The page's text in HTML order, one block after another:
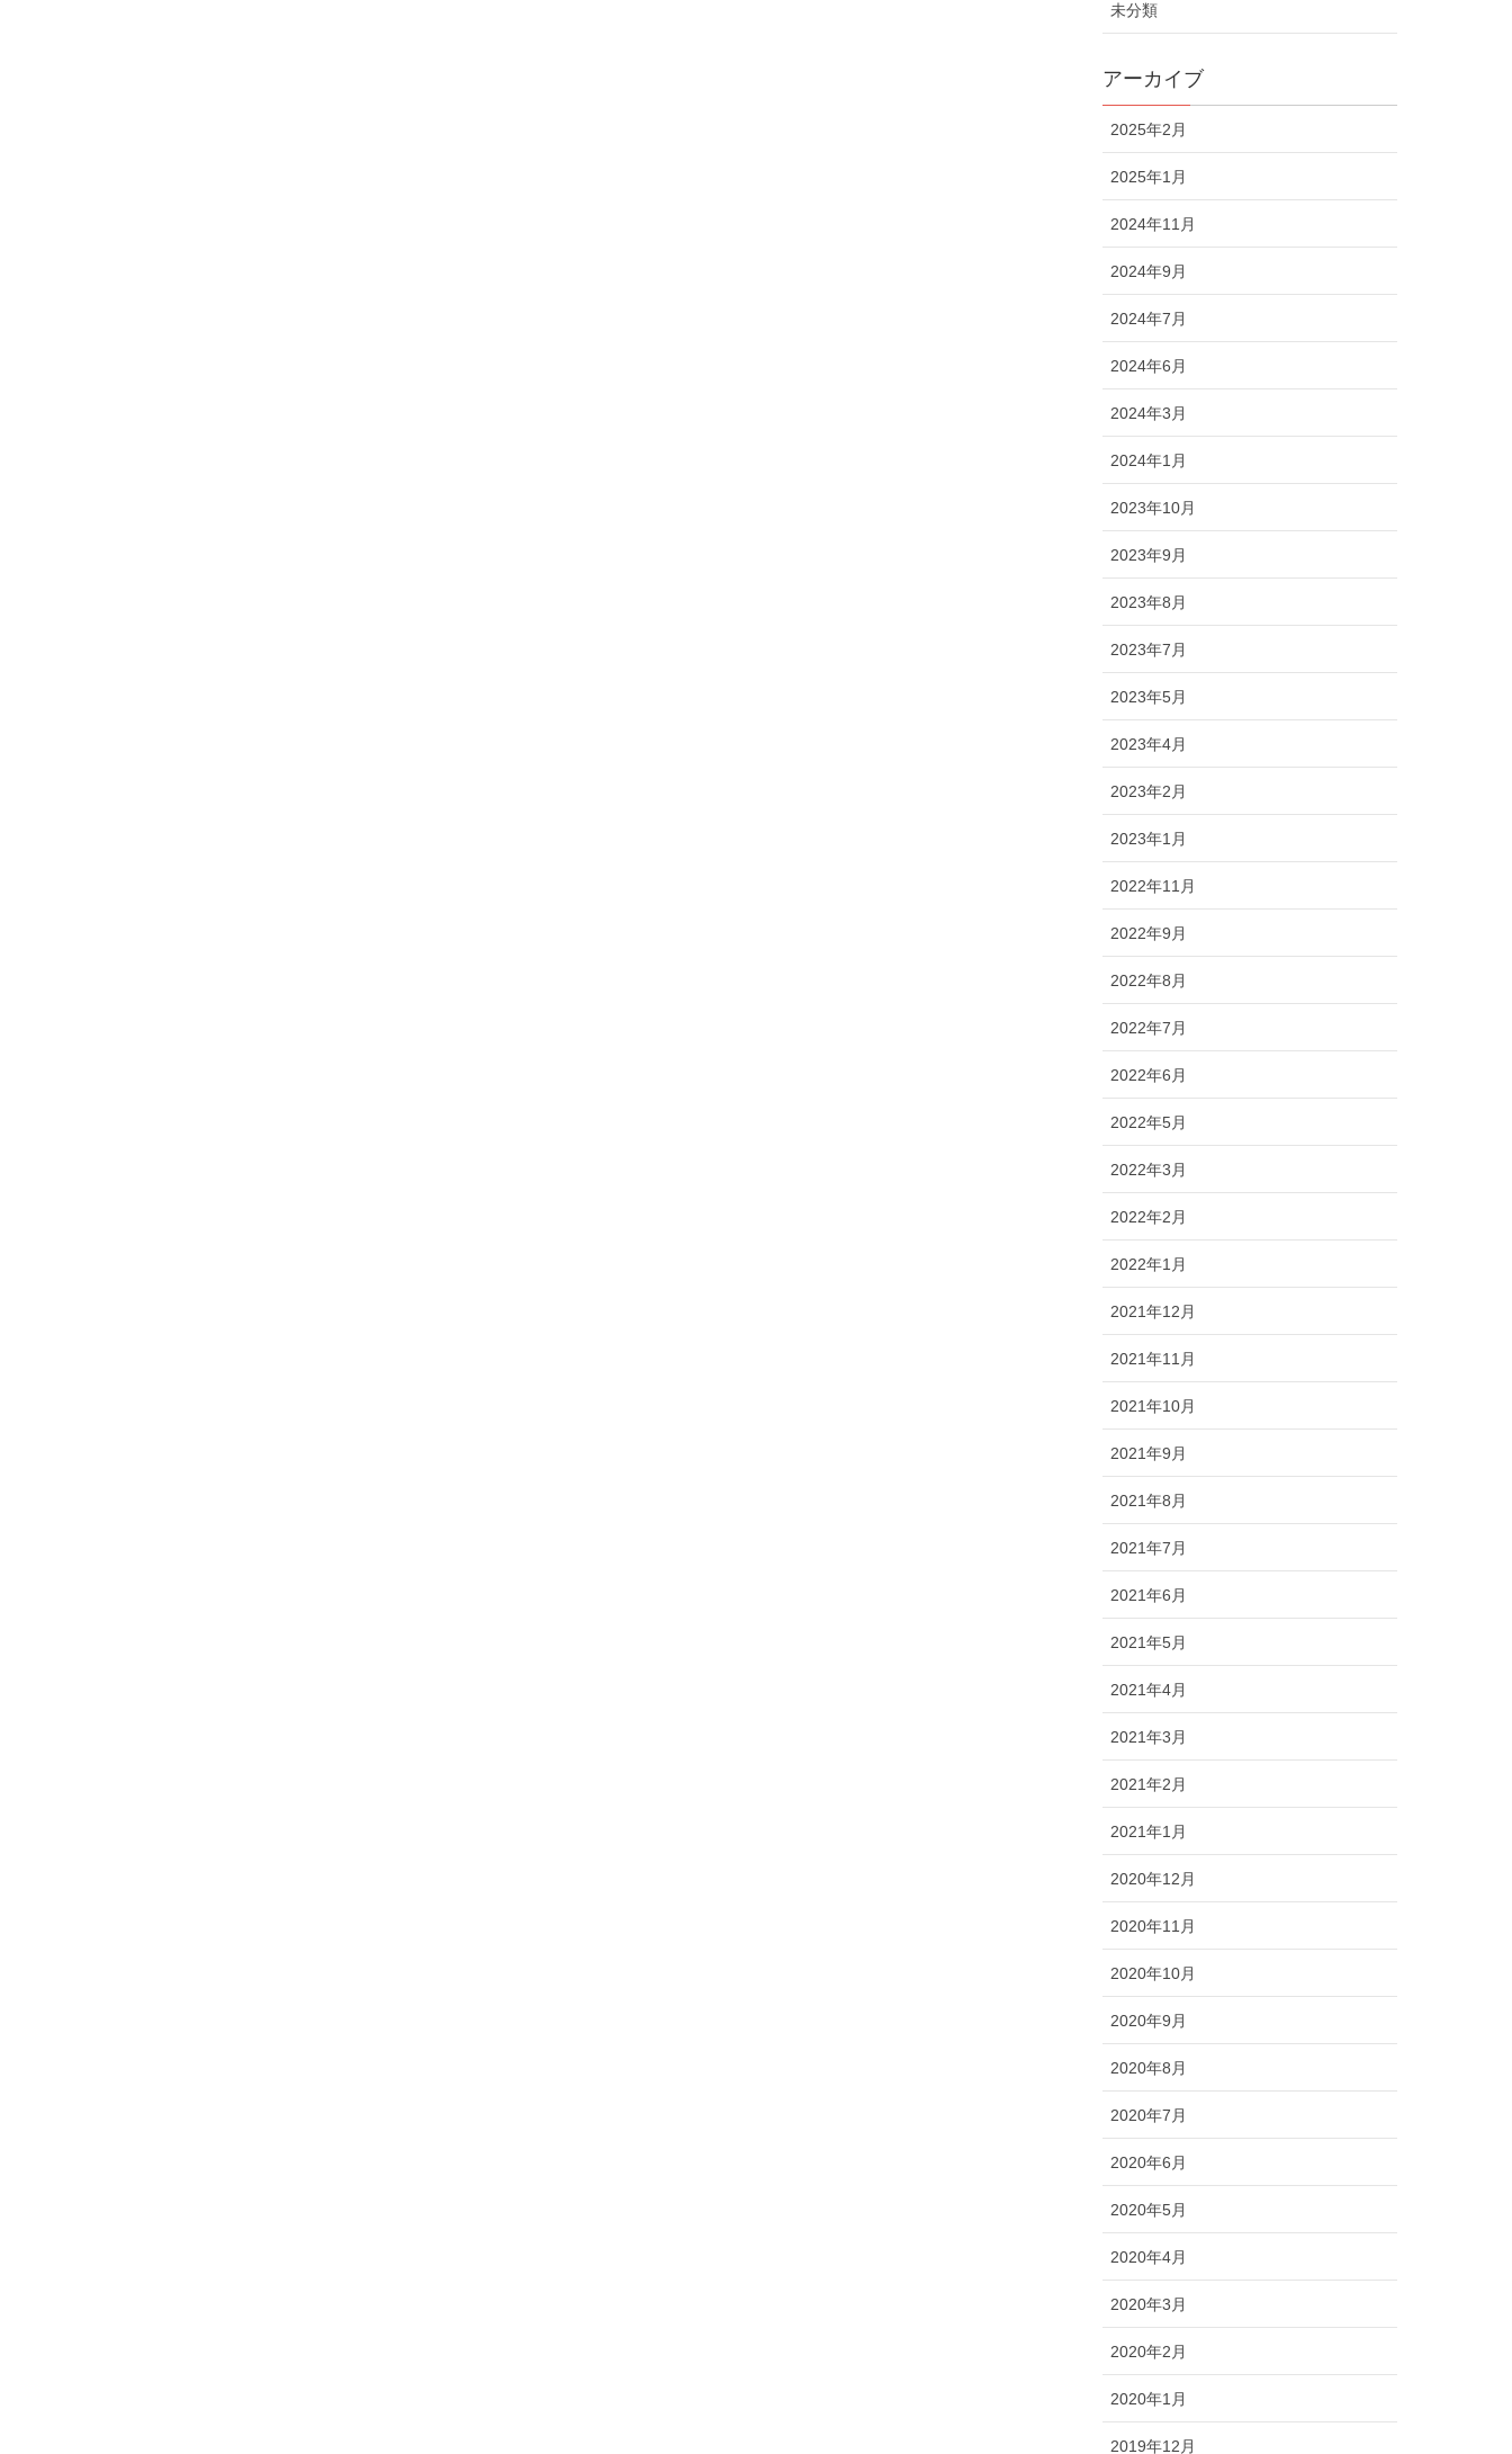
未分類
アーカイブ
2025年2月
2025年1月
2024年11月
2024年9月
2024年7月
2024年6月
2024年3月
2024年1月
2023年10月
2023年9月
2023年8月
2023年7月
2023年5月
2023年4月
2023年2月
2023年1月
2022年11月
2022年9月
2022年8月
2022年7月
2022年6月
2022年5月
2022年3月
2022年2月
2022年1月
2021年12月
2021年11月
2021年10月
2021年9月
2021年8月
2021年7月
2021年6月
2021年5月
2021年4月
2021年3月
2021年2月
2021年1月
2020年12月
2020年11月
2020年10月
2020年9月
2020年8月
2020年7月
2020年6月
2020年5月
2020年4月
2020年3月
2020年2月
2020年1月
2019年12月